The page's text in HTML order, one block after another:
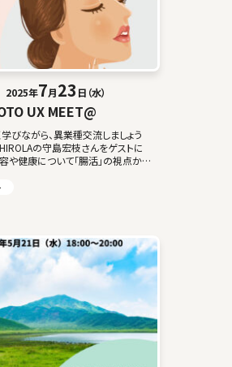
UX MEET@
2025年7月23 日（水）
びながら、異業種交流しましょう
の守島宏枝さんをゲストに
や健康について「腸活」の視点から
チャンスです！新 […]